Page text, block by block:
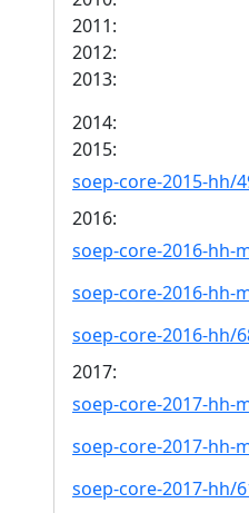
2011:
2012:
2013:
2014:
2015:
soep-core-2015-hh/
2016:
soep-core-2016-hh-
soep-core-2016-hh-
soep-core-2016-hh/
2017:
soep-core-2017-hh-
soep-core-2017-hh-
soep-core-2017-hh/